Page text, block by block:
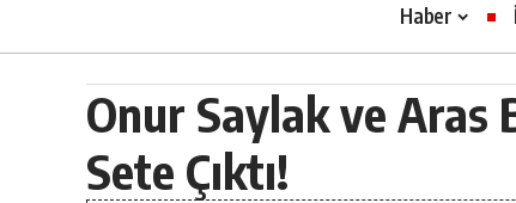
Haber
Onur Saylak ve Aras
Sete Çıktı!